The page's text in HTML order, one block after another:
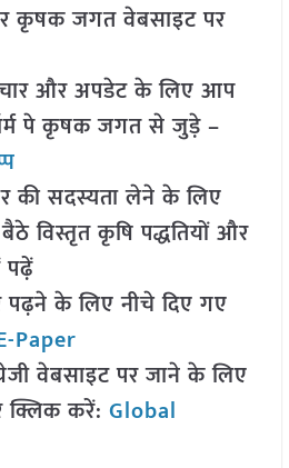
कृषक जगत वेबसाइट पर
और अपडेट के लिए आप
पे कृषक जगत से जुड़े –
सदस्यता लेने के लिए
विस्तृत कृषि पद्धतियों और
पढ़ें
के लिए नीचे दिए गए
Paper
वेबसाइट पर जाने के लिए
क्लिक करें: Global